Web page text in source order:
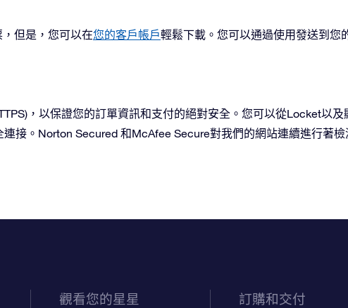
但是，您可以在您的客戶帳戶輕鬆下載。您可以通過使用發送到您
，以保證您的訂單資訊和支付的絕對安全。您可以從Locket以
接。Norton Secured 和McAfee Secure對我們的網站連續進行著檢
觀看您的星星 訂購和交付